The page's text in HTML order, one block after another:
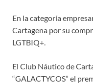
En la categoría
Cartagena por su
LGTBIQ+.
El Club Náutico de
“GALACTYCOS” el